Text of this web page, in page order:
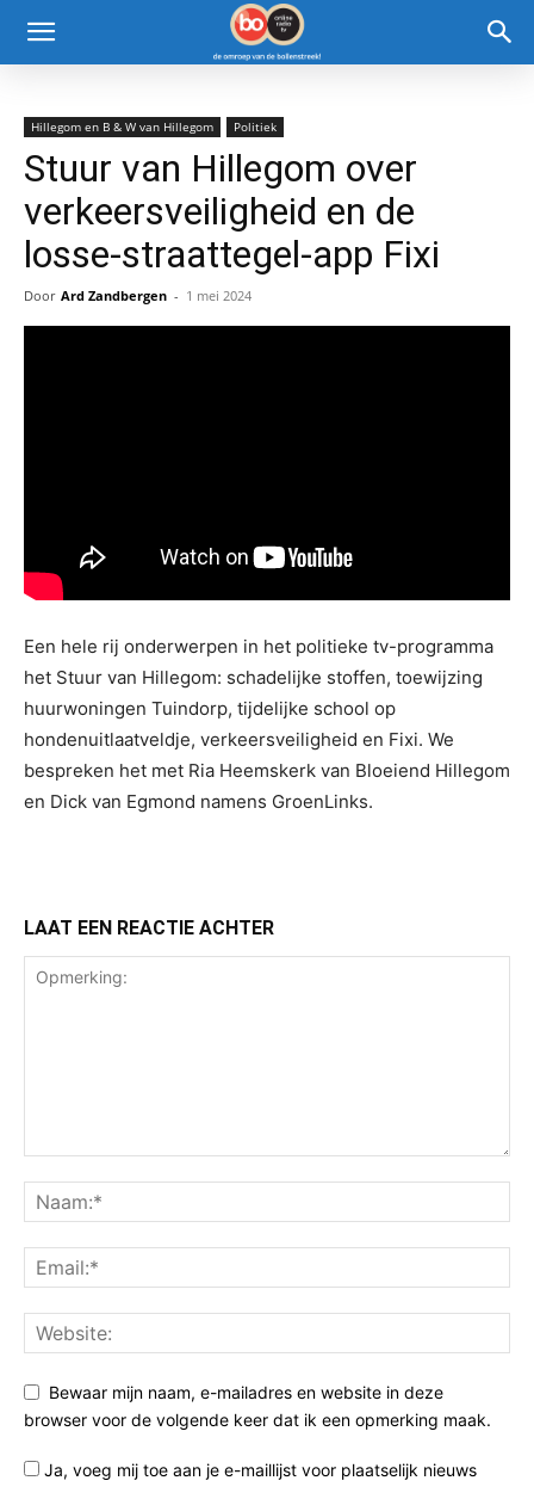
Hillegom en B & W van Hillegom Politiek
Stuur van Hillegom over
verkeersveiligheid en de
losse-straattegel-app Fixi
Door Ard Zandbergen - 1 mei 2024
Een hele rij onderwerpen in het politieke tv-programma
het Stuur van Hillegom: schadelijke stoffen, toewijzing
huurwoningen Tuindorp, tijdelijke school op
hondenuitlaatveldje, verkeersveiligheid en Fixi. We
bespreken het met Ria Heemskerk van Bloeiend Hillegom
en Dick van Egmond namens GroenLinks.
LAAT EEN REACTIE ACHTER
Bewaar mijn naam, e-mailadres en website in deze
browser voor de volgende keer dat ik een opmerking maak.
Ja, voeg mij toe aan je e-maillijst voor plaatselijk nieuws